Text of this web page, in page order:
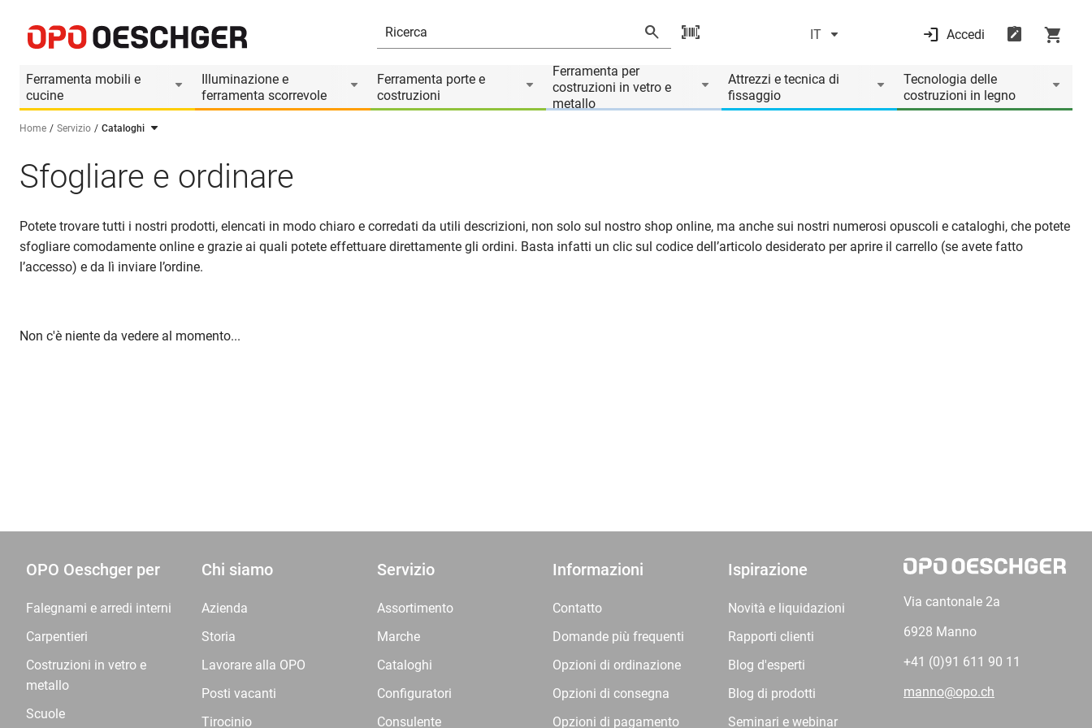
IT Accedi
Ferramenta mobili e
cucine
Illuminazione e
ferramenta scorrevole
Ferramenta porte e
costruzioni
Ferramenta per
costruzioni in vetro e
metallo
Attrezzi e tecnica di
fissaggio
Tecnologia delle
costruzioni in legno
Seleziona una lingua (IT)
Home Servizio Cataloghi
Sfogliare e ordinare
Potete trovare tutti i nostri prodotti, elencati in modo chiaro e corredati da utili descrizioni, non solo sul nostro shop online, ma anche sui nostri numerosi opuscoli e cataloghi, che potete
sfogliare comodamente online e grazie ai quali potete effettuare direttamente gli ordini. Basta infatti un clic sul codice dell’articolo desiderato per aprire il carrello (se avete fatto
l’accesso) e da lì inviare l’ordine.
Non c'è niente da vedere al momento...
OPO Oeschger per
Falegnami e arredi interni
Carpentieri
Costruzioni in vetro e
metallo
Scuole
Chi siamo
Azienda
Storia
Lavorare alla OPO
Posti vacanti
Tirocinio
Servizio
Assortimento
Marche
Cataloghi
Configuratori
Consulente
Informazioni
Contatto
Domande più frequenti
Opzioni di ordinazione
Opzioni di consegna
Opzioni di pagamento
Ispirazione
Novità e liquidazioni
Rapporti clienti
Blog d'esperti
Blog di prodotti
Seminari e webinar
Via cantonale 2a
6928 Manno
+41 (0)91 611 90 11
manno@opo.ch